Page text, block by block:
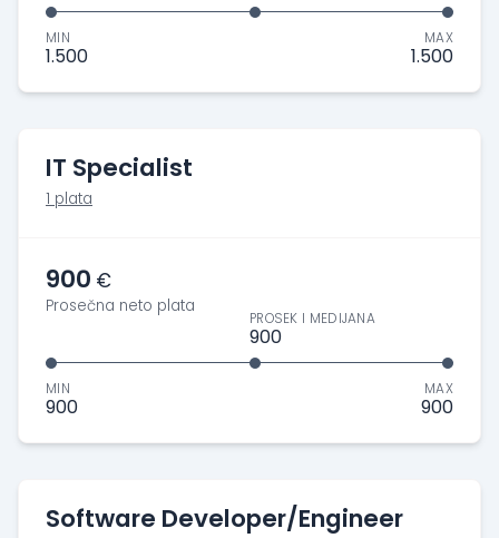
MIN
1.500
MAX
1.500
IT Specialist
1 plata
900 €
Prosečna neto plata
MIN
900
PROSEK I MEDIJANA
900
MAX
900
Software Developer/Engineer